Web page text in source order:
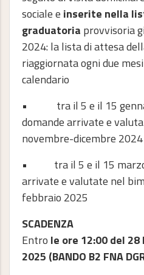
sociale e inserite nella
graduatoria provvisoria
2024: la lista di attesa
riaggiornata ogni due
calendario
• tra il 5 e il 15
domande arrivate e
novembre-dicembre 2024
• tra il 5 e il 15 marzo
arrivate e valutate nel
febbraio 2025
SCADENZA
Entro le ore 12:00 del
2025 (BANDO B2 FNA